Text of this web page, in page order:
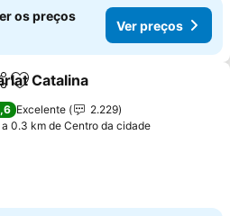
os preços
Ver preços
Adicionar aos favoritos
Catalina
Excelente
2.229
a 0.3 km de Centro da cidade